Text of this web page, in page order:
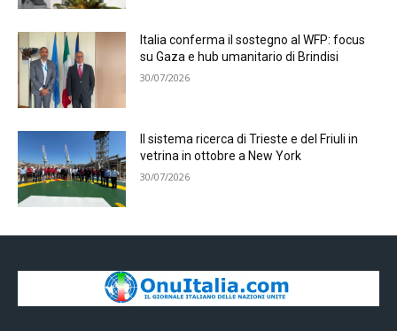
Italia conferma il sostegno al WFP: focus
su Gaza e hub umanitario di Brindisi
30/07/2026
Il sistema ricerca di Trieste e del Friuli in
vetrina in ottobre a New York
30/07/2026